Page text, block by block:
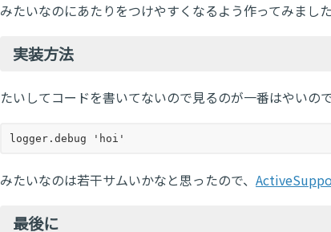
みたいなのにあたりをつけやすくなるよう作ってみました
実装方法
たいしてコードを書いてないので見るのが一番はやいので
みたいなのは若干サムいかなと思ったので、
最後に